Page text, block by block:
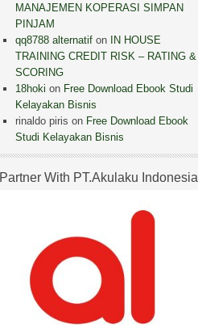
MANAJEMEN KOPERASI SIMPAN
PINJAM
qq8788 alternatif on
IN HOUSE
TRAINING CREDIT RISK – RATING &
SCORING
18hoki on Free Download Ebook Studi
Kelayakan Bisnis
rinaldo piris on Free Download Ebook
Studi Kelayakan Bisnis
Partner With PT.Akulaku Indonesia